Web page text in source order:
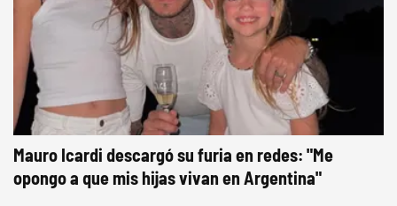
Mauro Icardi descargó su furia en redes: "Me
opongo a que mis hijas vivan en Argentina"